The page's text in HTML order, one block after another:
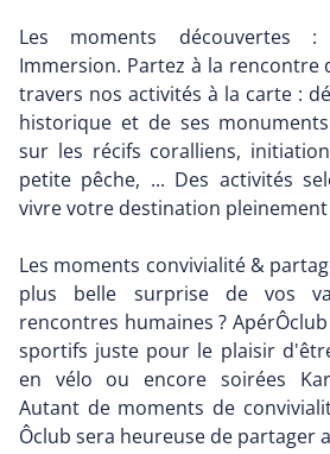
Les moments découvertes :
Immersion. Partez à la rencontre
travers nos activités à la carte :
historique et de ses
sur les récifs coralliens,
petite pêche, ... Des activités
vivre votre destination pleinement
Les moments convivialité &
plus belle surprise de vos
rencontres humaines ?
sportifs juste pour le plaisir
en vélo ou encore soirées
Autant de moments de
Ôclub sera heureuse de partager